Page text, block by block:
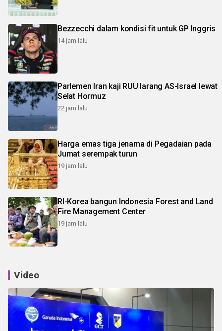
Bezzecchi dalam kondisi fit untuk GP Inggris
14 jam lalu
Parlemen Iran kaji RUU larang AS-Israel lewat
Selat Hormuz
22 jam lalu
Harga emas tiga jenama di Pegadaian pada
Jumat serempak turun
19 jam lalu
RI-Korea bangun Indonesia Forest and Land
Fire Management Center
19 jam lalu
Video